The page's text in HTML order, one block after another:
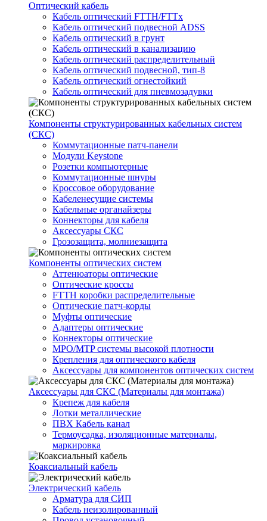
Оптический кабель
Кабель оптический FTTH/FTTx
Кабель оптический подвесной ADSS
Кабель оптический в грунт
Кабель оптический в канализацию
Кабель оптический распределительный
Кабель оптический подвесной, тип-8
Кабель оптический огнестойкий
Кабель оптический для пневмозадувки
Компоненты структурированных кабельных систем
(СКС)
Коммутационные патч-панели
Модули Keystone
Розетки компьютерные
Коммутационные шнуры
Кроссовое оборудование
Кабеленесущие системы
Кабельные органайзеры
Коннекторы для кабеля
Аксессуары СКС
Грозозащита, молниезащита
Компоненты оптических систем
Аттенюаторы оптические
Оптические кроссы
FTTH коробки распределительные
Оптические патч-корды
Муфты оптические
Адаптеры оптические
Коннекторы оптические
MPO/MTP системы высокой плотности
Крепления для оптического кабеля
Аксессуары для компонентов оптических систем
Аксессуары для СКС (Материалы для монтажа)
Крепеж для кабеля
Лотки металлические
ПВХ Кабель канал
Термоусадка, изоляционные материалы,
маркировка
Коаксиальный кабель
Электрический кабель
Арматура для СИП
Кабель неизолированный